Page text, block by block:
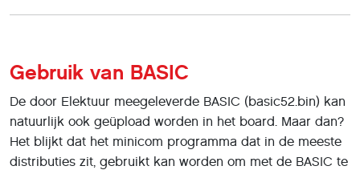
Gebruik van BASIC
De door Elektuur meegeleverde BASIC (basic52.bin) kan
natuurlijk ook geüpload worden in het board. Maar dan?
Het blijkt dat het minicom programma dat in de meeste
distributies zit, gebruikt kan worden om met de BASIC te